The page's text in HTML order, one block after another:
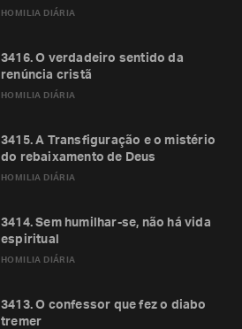
HOMILIA DIÁRIA
HOMILIA DIÁRIA
3416. O verdadeiro sentido da
renúncia cristã
HOMILIA DIÁRIA
3415. A Transfiguração e o mistério
do rebaixamento de Deus
HOMILIA DIÁRIA
3414. Sem humilhar-se, não há vida
espiritual
3413. O confessor que fez o diabo
tremer